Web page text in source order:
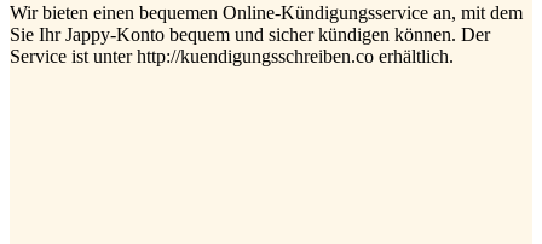
Wir bieten einen bequemen Online-Kündigungsservice an, mit dem
Sie Ihr Jappy-Konto bequem und sicher kündigen können. Der
Service ist unter http://kuendigungsschreiben.co erhältlich.